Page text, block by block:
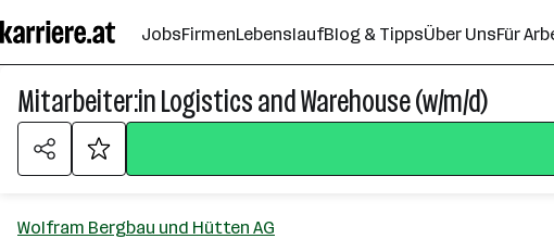
Seiteninhalt
springen
JobsFirmenLebenslaufBlog & TippsÜber UnsFür
Mitarbeiter:in Logistics and Warehouse (w/m/d)
Wolfram Bergbau und Hütten AG